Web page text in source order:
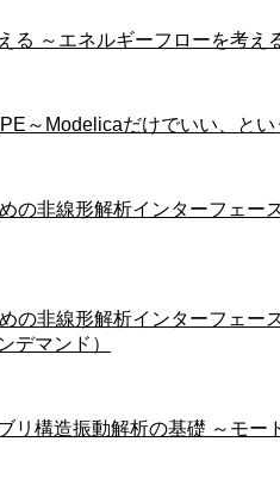
る ～エネルギーフローを考え
～Modelicaだけでいい、と
の非線形解析インターフェー
の非線形解析インターフェー
デマンド）
構造振動解析の基礎 ～モー